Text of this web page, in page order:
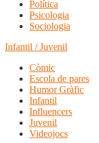
Política
Psicologia
Sociologia
Infantil / Juvenil
Còmic
Escola de pares
Humor Gràfic
Infantil
Influencers
Juvenil
Videojocs